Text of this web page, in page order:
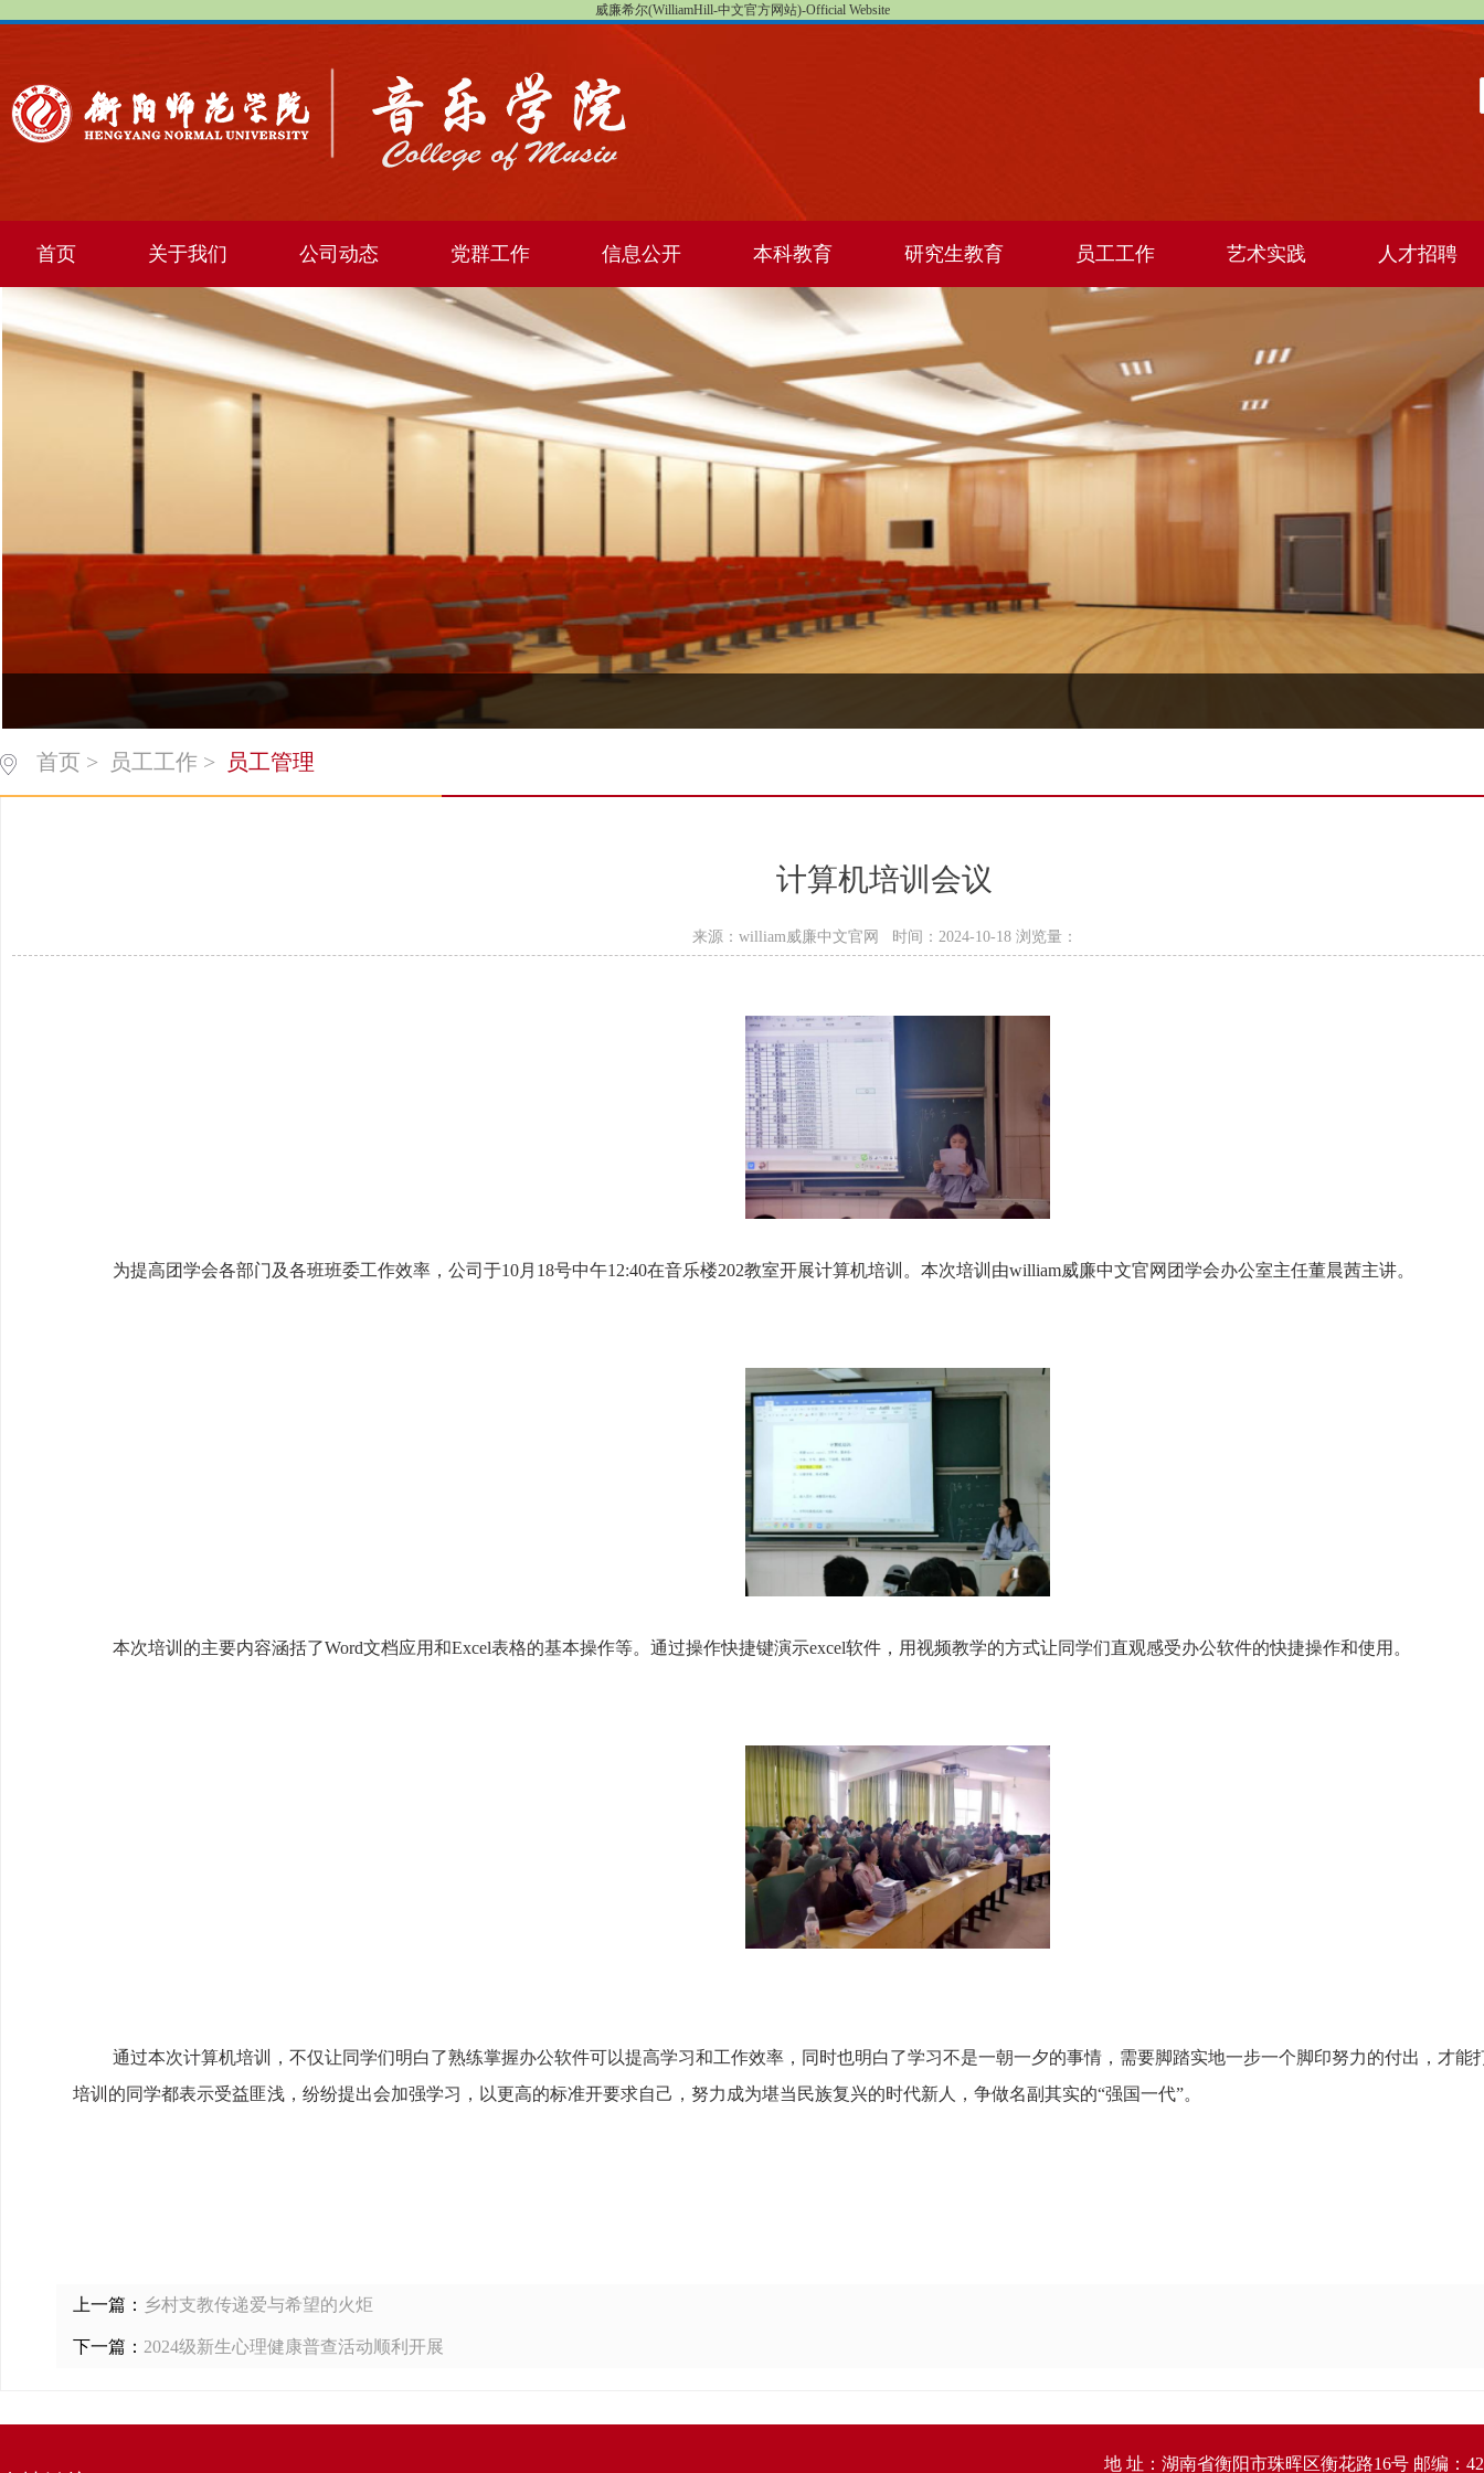
威廉希尔(WilliamHill-中文官方网站)-Official Website
首页 关于我们 公司动态 党群工作 信息公开 本科教育 研究生教育 员工工作 艺术实践 人才招聘
首页 > 员工工作 > 员工管理
计算机培训会议
来源：william威廉中文官网 时间：2024-10-18 浏览量：
为提高团学会各部门及各班班委工作效率，公司于10月18号中午12:40在音乐楼202教室开展计算机培训。本次培训由william威廉中文官网团学会办公室主任董晨茜主讲。
本次培训的主要内容涵括了Word文档应用和Excel表格的基本操作等。通过操作快捷键演示excel软件，用视频教学的方式让同学们直观感受办公软件的快捷操作和使用。
通过本次计算机培训，不仅让同学们明白了熟练掌握办公软件可以提高学习和工作效率，同时也明白了学习不是一朝一夕的事情，需要脚踏实地一步一个脚印努力的付出，才能
培训的同学都表示受益匪浅，纷纷提出会加强学习，以更高的标准开要求自己，努力成为堪当民族复兴的时代新人，争做名副其实的“强国一代”。
上一篇： 乡村支教传递爱与希望的火炬
下一篇： 2024级新生心理健康普查活动顺利开展
地 址：湖南省衡阳市珠晖区衡花路16号 邮编：